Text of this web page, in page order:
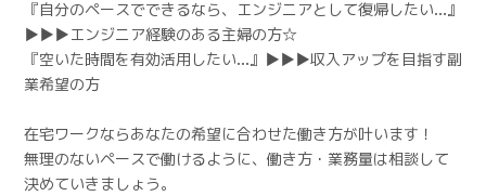
『自分のペースでできるなら、エンジニアとして復帰したい…』
▶︎▶︎▶︎エンジニア経験のある主婦の方☆
『空いた時間を有効活用したい…』▶︎▶︎▶︎収入アップを目指す副
業希望の方
在宅ワークならあなたの希望に合わせた働き方が叶います！
無理のないペースで働けるように、働き方・業務量は相談して
決めていきましょう。